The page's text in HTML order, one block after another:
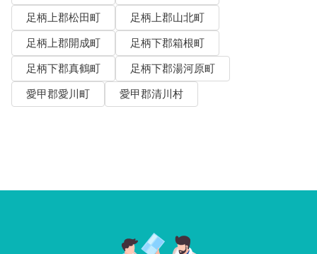
足柄上郡松田町
足柄上郡山北町
足柄上郡開成町
足柄下郡箱根町
足柄下郡真鶴町
足柄下郡湯河原町
愛甲郡愛川町
愛甲郡清川村